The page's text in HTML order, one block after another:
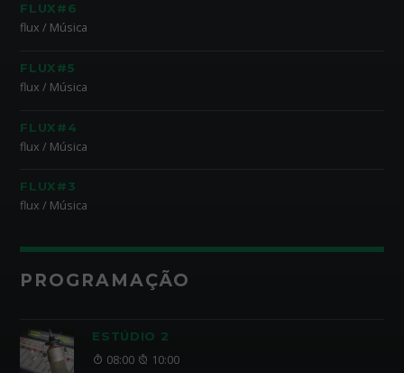
FLUX#6
flux / Música
FLUX#5
flux / Música
FLUX#4
flux / Música
FLUX#3
flux / Música
PROGRAMAÇÃO
ESTÚDIO 2
08:00 10:00